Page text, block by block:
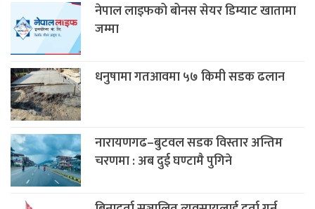
नेपाल लाइफको बोनस सेयर डिम्याट खातामा
जम्मा
धनुषामा गतआवमा ५७ किमी सडक ढलान
नारायणगढ–बुटवल सडक विस्तार अन्तिम
चरणमा : अब दुई घण्टामै पुगिने